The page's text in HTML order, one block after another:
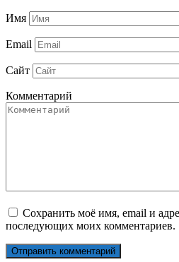
Имя
Email
Сайт
Комментарий
Сохранить моё имя, email и
последующих моих комментариев.